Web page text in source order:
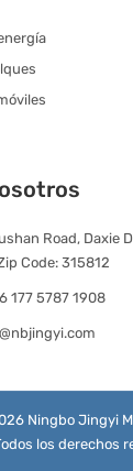
Road, Daxie
Code: 315812
177 5787 1908
Ningbo Jingyi
los derechos